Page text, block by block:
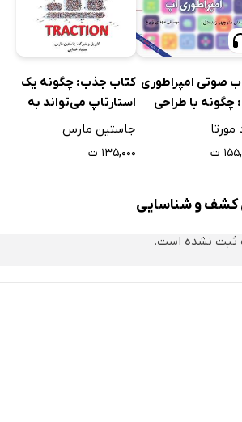
صوتی امپراطوری
چگونه با طراحی
اپلیکیشن پولدار
مورتا
ت
کتاب جذب: چگونه یک
استارتاپ می‌تواند به
رشد انفجاری مشتری
جاستین مارس
۱۳۵,۰۰۰ ت
کشف و شناسایی
ثبت نشده است.